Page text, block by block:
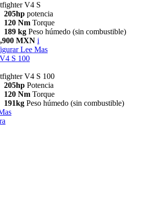
V4 S
205hp potencia
120 Nm Torque
189 kg Peso húmedo (sin combustible)
MXN i
Lee Mas
V4 S 100
V4 S 100
205hp Potencia
120 Nm Torque
191kg Peso húmedo (sin combustible)